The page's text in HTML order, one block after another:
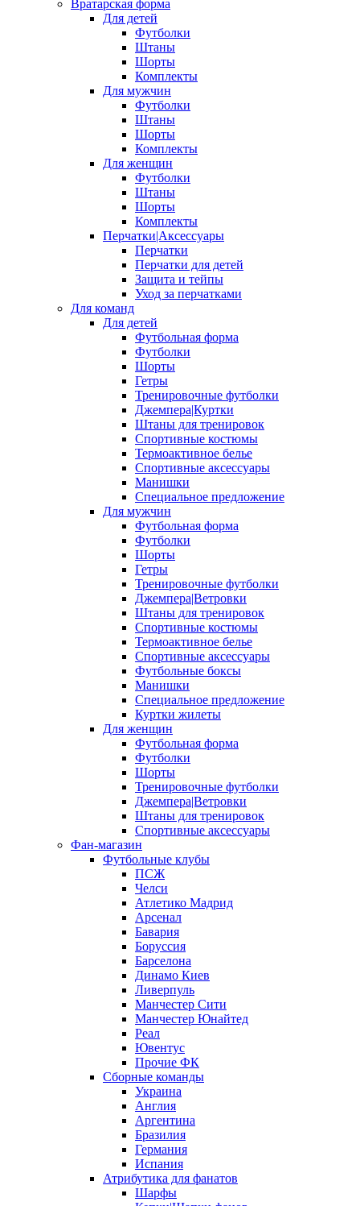
Вратарская форма
Для детей
Футболки
Штаны
Шорты
Комплекты
Для мужчин
Футболки
Штаны
Шорты
Комплекты
Для женщин
Футболки
Штаны
Шорты
Комплекты
Перчатки|Аксессуары
Перчатки
Перчатки для детей
Защита и тейпы
Уход за перчатками
Для команд
Для детей
Футбольная форма
Футболки
Шорты
Гетры
Тренировочные футболки
Джемпера|Куртки
Штаны для тренировок
Спортивные костюмы
Термоактивное белье
Спортивные аксессуары
Манишки
Специальное предложение
Для мужчин
Футбольная форма
Футболки
Шорты
Гетры
Тренировочные футболки
Джемпера|Ветровки
Штаны для тренировок
Спортивные костюмы
Термоактивное белье
Спортивные аксессуары
Футбольные боксы
Манишки
Специальное предложение
Куртки жилеты
Для женщин
Футбольная форма
Футболки
Шорты
Тренировочные футболки
Джемпера|Ветровки
Штаны для тренировок
Спортивные аксессуары
Фан-магазин
Футбольные клубы
ПСЖ
Челси
Атлетико Мадрид
Арсенал
Бавария
Боруссия
Барселона
Динамо Киев
Ливерпуль
Манчестер Сити
Манчестер Юнайтед
Реал
Ювентус
Прочие ФК
Сборные команды
Украина
Англия
Аргентина
Бразилия
Германия
Испания
Атрибутика для фанатов
Шарфы